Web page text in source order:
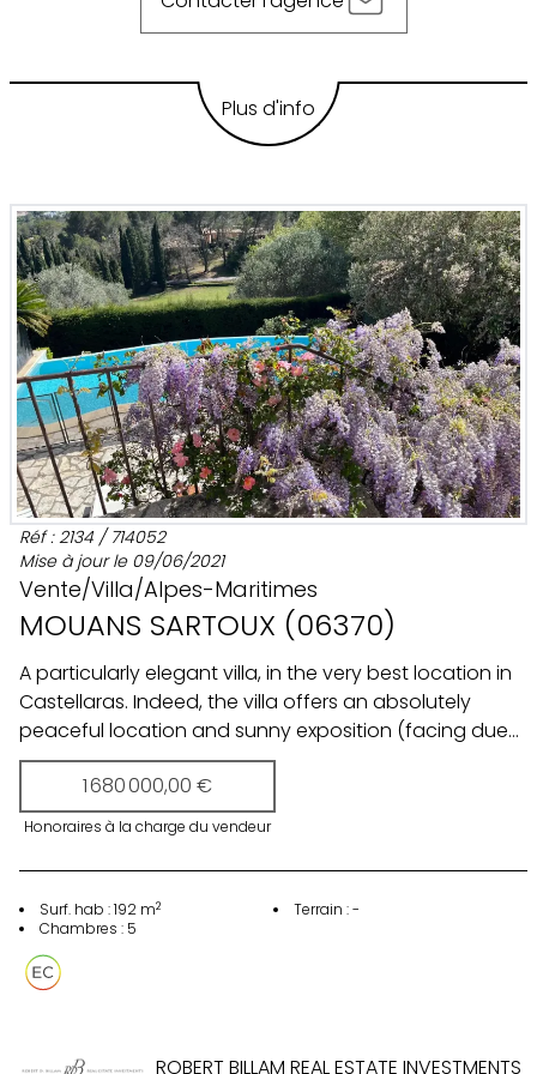
Plus d'info
Réf :2134/ 714052
Mise à jour le 09/06/2021
Vente/Villa/Alpes-Maritimes
MOUANS SARTOUX (06370)
A particularly elegant villa, in the very best location in
Castellaras. Indeed, the villa offers an absolutely
peaceful location and sunny exposition (facing due
South), commands lovely open views (a distant
glimpse of the sea !!), and is set in beautifully
landscaped, mature and totally private gardens. This
years, has never been rented, and has been
beautifully maintained throughout. The villa offers
approximately 192** square meters of living space
and is built on three levels: - arrival level: an entrance
hall, a guest loo, a brand new designer kitchen, an
1 680 000,00 €
Honoraires à la charge du vendeur
Surf. hab :192 m2 Terrain :-
Chambres : 5
ROBERT BILLAM REAL ESTATE INVESTMENTS